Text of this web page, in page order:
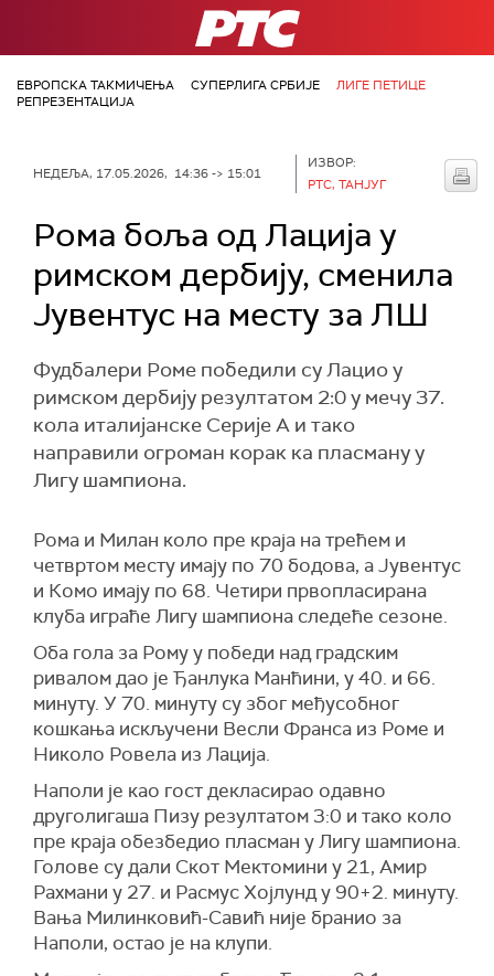
РТС
ЕВРОПСКА ТАКМИЧЕЊА СУПЕРЛИГА СРБИЈЕ
ЛИГЕ ПЕТИЦЕ
РЕПРЕЗЕНТАЦИЈА
НЕДЕЉА, 17.05.2026, 14:36 -> 15:01
ИЗВОР:
РТС, ТАНЈУГ
Ромa боља од Лација у
римском дербију, сменила
Јувентус на месту за ЛШ
Фудбалери Роме победили су Лацио у
римском дербију резултатом 2:0 у мечу 37.
кола италијанске Серије А и тако
направили огроман корак ка пласману у
Лигу шампиона.
Рома и Милан коло пре краја на трећем и
четвртом месту имају по 70 бодова, а Јувентус
и Комо имају по 68. Четири првопласирана
клуба играће Лигу шампиона следеће сезоне.
Оба гола за Рому у победи над градским
ривалом дао је Ђанлука Манћини, у 40. и 66.
минуту. У 70. минуту су због међусобног
кошкања искључени Весли Франса из Роме и
Николо Ровела из Лација.
Наполи је као гост декласирао одавно
друголигаша Пизу резултатом 3:0 и тако коло
пре краја обезбедио пласман у Лигу шампиона.
Голове су дали Скот Мектомини у 21, Амир
Рахмани у 27. и Расмус Хојлунд у 90+2. минуту.
Вања Милинковић-Савић није бранио за
Наполи, остао је на клупи.